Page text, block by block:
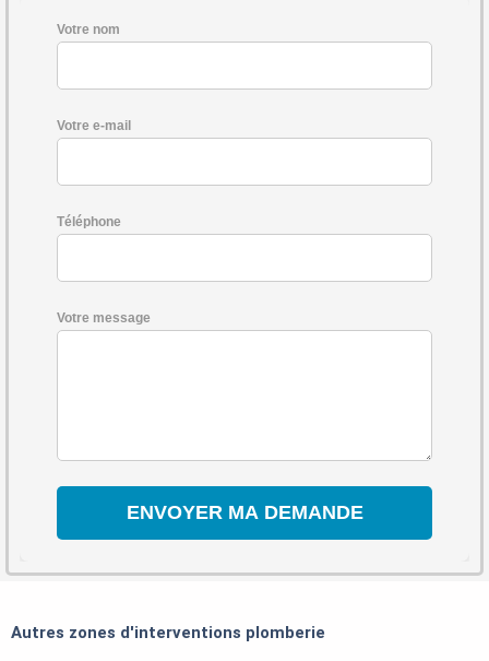
Votre nom
Votre e-mail
Téléphone
Votre message
Autres zones d'interventions plomberie